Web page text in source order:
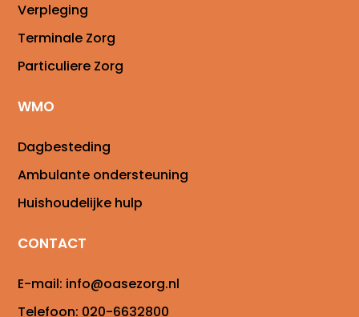
Verpleging
Terminale Zorg
Particuliere Zorg
WMO
Dagbesteding
Ambulante ondersteuning
Huishoudelijke hulp
CONTACT
E-mail: info@oasezorg.nl
Telefoon: 020-6632800